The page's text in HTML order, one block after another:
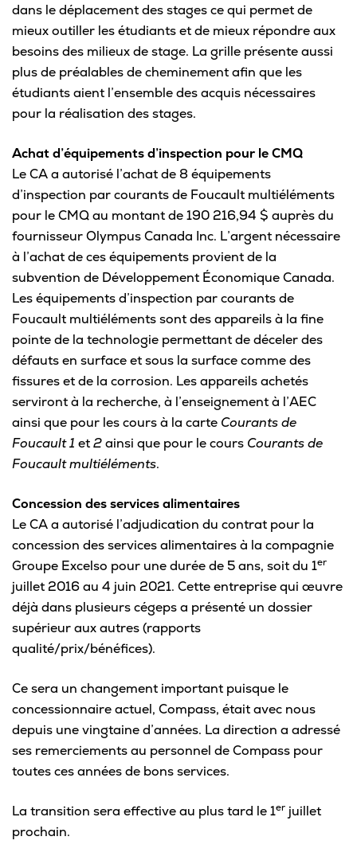
dans le déplacement des stages ce qui permet de
mieux outiller les étudiants et de mieux répondre aux
besoins des milieux de stage. La grille présente aussi
plus de préalables de cheminement afin que les
étudiants aient l’ensemble des acquis nécessaires
pour la réalisation des stages.
Achat d’équipements d’inspection pour le CMQ
Le CA a autorisé l’achat de 8 équipements
d’inspection par courants de Foucault multiéléments
pour le CMQ au montant de 190 216,94 $ auprès du
fournisseur Olympus Canada Inc. L’argent nécessaire
à l’achat de ces équipements provient de la
subvention de Développement Économique Canada.
Les équipements d’inspection par courants de
Foucault multiéléments sont des appareils à la fine
pointe de la technologie permettant de déceler des
défauts en surface et sous la surface comme des
fissures et de la corrosion. Les appareils achetés
serviront à la recherche, à l’enseignement à l’AEC
ainsi que pour les cours à la carte Courants de
Foucault1 et2ainsi que pour le cours Courants de
Foucault multiéléments.
Concession des services alimentaires
Le CA a autorisé l’adjudication du contrat pour la
concession des services alimentaires à la compagnie
Groupe Excelso pour une durée de 5 ans, soit du 1er
juillet 2016 au 4 juin 2021. Cette entreprise qui œuvre
déjà dans plusieurs cégeps a présenté un dossier
supérieur aux autres (rapports
qualité/prix/bénéfices).
Ce sera un changement important puisque le
concessionnaire actuel, Compass, était avec nous
depuis une vingtaine d’années. La direction a adressé
ses remerciements au personnel de Compass pour
toutes ces années de bons services.
La transition sera effective au plus tard le 1er juillet
prochain.